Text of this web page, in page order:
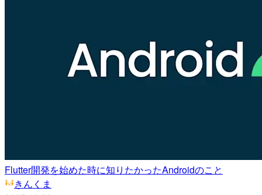
Flutter開発を始めた時に知りたかったAndroidのこと
きんくま